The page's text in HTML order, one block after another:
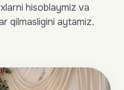
hisoblaymiz va
qilmasligini aytamiz.